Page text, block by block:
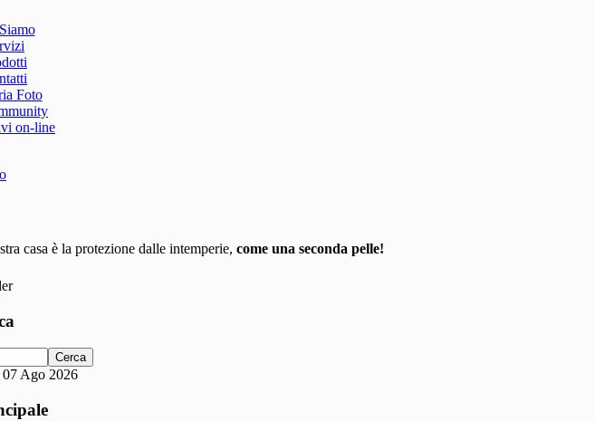
Foto
on-line
casa è la protezione dalle intemperie, come una seconda pelle!
Ago 2026